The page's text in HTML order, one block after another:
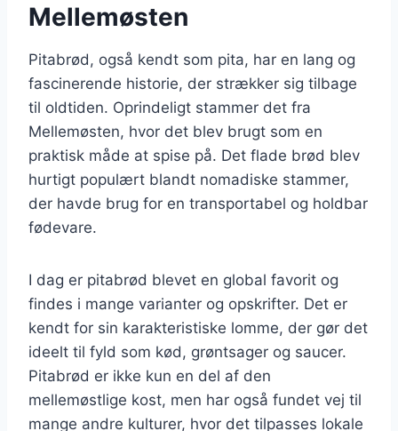
Mellemøsten
Pitabrød, også kendt som pita, har en lang og
fascinerende historie, der strækker sig tilbage
til oldtiden. Oprindeligt stammer det fra
Mellemøsten, hvor det blev brugt som en
praktisk måde at spise på. Det flade brød blev
hurtigt populært blandt nomadiske stammer,
der havde brug for en transportabel og holdbar
fødevare.
I dag er pitabrød blevet en global favorit og
findes i mange varianter og opskrifter. Det er
kendt for sin karakteristiske lomme, der gør det
ideelt til fyld som kød, grøntsager og saucer.
Pitabrød er ikke kun en del af den
mellemøstlige kost, men har også fundet vej til
mange andre kulturer, hvor det tilpasses lokale